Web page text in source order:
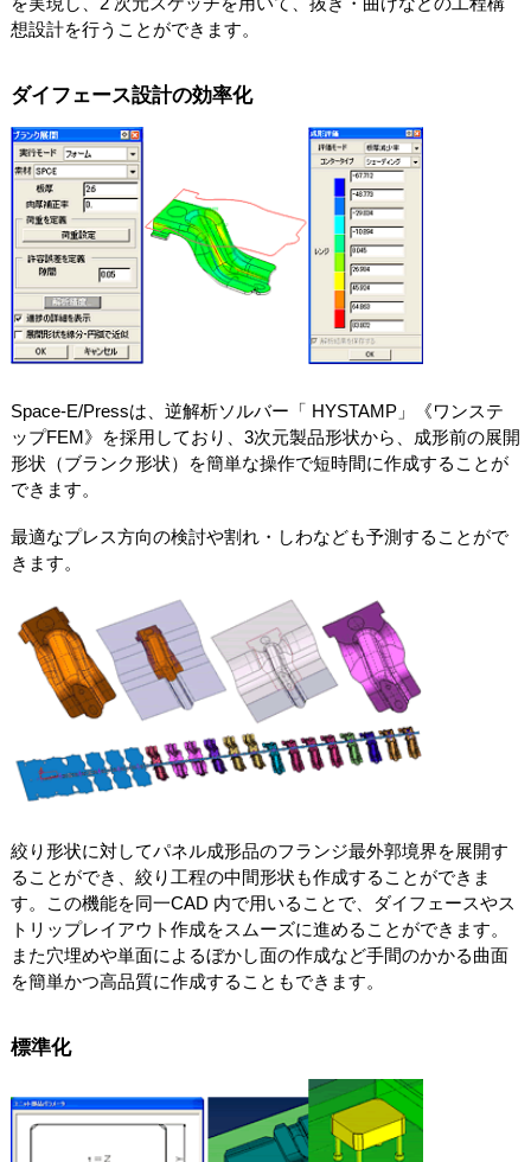
想設計を行うことができます。
ダイフェース設計の効率化
Space-E/Pressは、逆解析ソルバー「 HYSTAMP」《ワンステ
ップFEM》を採用しており、3次元製品形状から、成形前の展開
形状（ブランク形状）を簡単な操作で短時間に作成することが
できます。
最適なプレス方向の検討や割れ・しわなども予測することがで
きます。
絞り形状に対してパネル成形品のフランジ最外郭境界を展開す
ることができ、絞り工程の中間形状も作成することができま
す。この機能を同一CAD 内で用いることで、ダイフェースやス
トリップレイアウト作成をスムーズに進めることができます。
また穴埋めや単面によるぼかし面の作成など手間のかかる曲面
を簡単かつ高品質に作成することもできます。
標準化